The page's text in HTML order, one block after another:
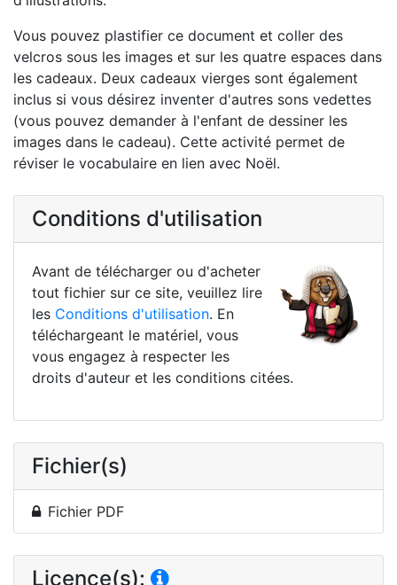
Vous pouvez plastifier ce document et coller des
velcros sous les images et sur les quatre espaces dans
les cadeaux. Deux cadeaux vierges sont également
inclus si vous désirez inventer d'autres sons vedettes
(vous pouvez demander à l'enfant de dessiner les
images dans le cadeau). Cette activité permet de
réviser le vocabulaire en lien avec Noël.
Conditions d'utilisation
Avant de télécharger ou d'acheter
tout fichier sur ce site, veuillez lire
les Conditions d'utilisation. En
téléchargeant le matériel, vous
vous engagez à respecter les
droits d'auteur et les conditions citées.
Fichier(s)
Fichier PDF
Licence(s):